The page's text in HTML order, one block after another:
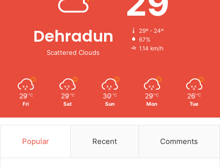
Dehradun
Scattered Clouds
29º - 24º
67%
1.14 km/h
29 ℃
Fri
29 ℃
Sat
30 ℃
Sun
29 ℃
Mon
26 ℃
Tue
Popular Recent Comments